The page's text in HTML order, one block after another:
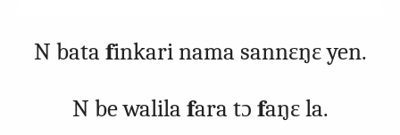
N bata finkari nama sannɛŋɛ yen.
N be walila fara tɔ faŋɛ la.